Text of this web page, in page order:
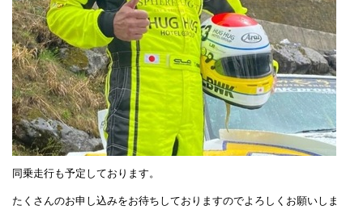
同乗走行も予定しております。
たくさんのお申し込みをお待ちしておりますのでよろしくお願いしま